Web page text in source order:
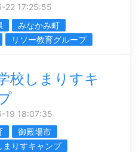
22 17:25:55
みなかみ町
リソー教育グループ
校しまりすキ
19 18:07:35
御殿場市
まりすキャンプ